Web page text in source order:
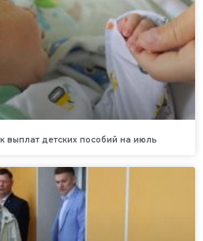
выплат детских пособий на июль